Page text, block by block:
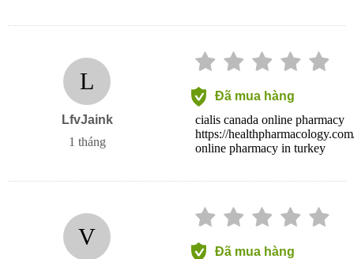
L
LfvJaink
1 tháng
Đã mua hàng
cialis canada online pharmacy
https://
online pharmacy in turkey
V
Đã mua hàng